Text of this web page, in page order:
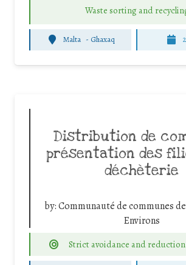
Waste sorting and
Malta - Ghaxaq
Distribution de
présentation des
déchèterie
by:Communauté de communes
Environs
Strict avoidance and